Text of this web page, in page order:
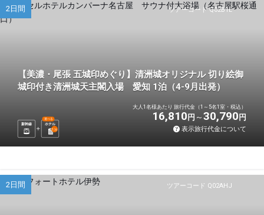
ツアーコード Q02B1L
2日間
【美濃・尾張 五城印めぐり】清洲城オリジナル 切り絵御
城印付き清洲城天主閣入場 愛知 1泊（4-9月出発）
新幹線 ホテル
選べる
1 泊
大人1名様あたり 旅行代金（1～5名1室・税込）
16,810 円 30,790 円
表示旅行代金について
ツアーコード Q02AHJ
2日間